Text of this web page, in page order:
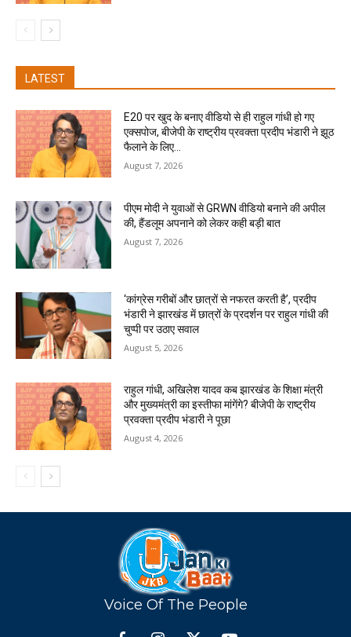
LATEST
E20 पर खुद के बनाए वीडियो से ही राहुल गांधी हो गए
एक्सपोज, बीजेपी के राष्ट्रीय प्रवक्ता प्रदीप भंडारी ने झूठ
फैलाने के लिए...
August 7, 2026
पीएम मोदी ने युवाओं से GRWN वीडियो बनाने की अपील
की, हैंडलूम अपनाने को लेकर कही बड़ी बात
August 7, 2026
‘कांग्रेस गरीबों और छात्रों से नफरत करती है’, प्रदीप
भंडारी ने झारखंड में छात्रों के प्रदर्शन पर राहुल गांधी की
चुप्पी पर उठाए सवाल
August 5, 2026
राहुल गांधी, अखिलेश यादव कब झारखंड के शिक्षा मंत्री
और मुख्यमंत्री का इस्तीफा मांगेंगे? बीजेपी के राष्ट्रीय
प्रवक्ता प्रदीप भंडारी ने पूछा
August 4, 2026
Voice Of The People